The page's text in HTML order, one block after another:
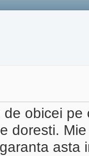
obicei
doresti.
asta